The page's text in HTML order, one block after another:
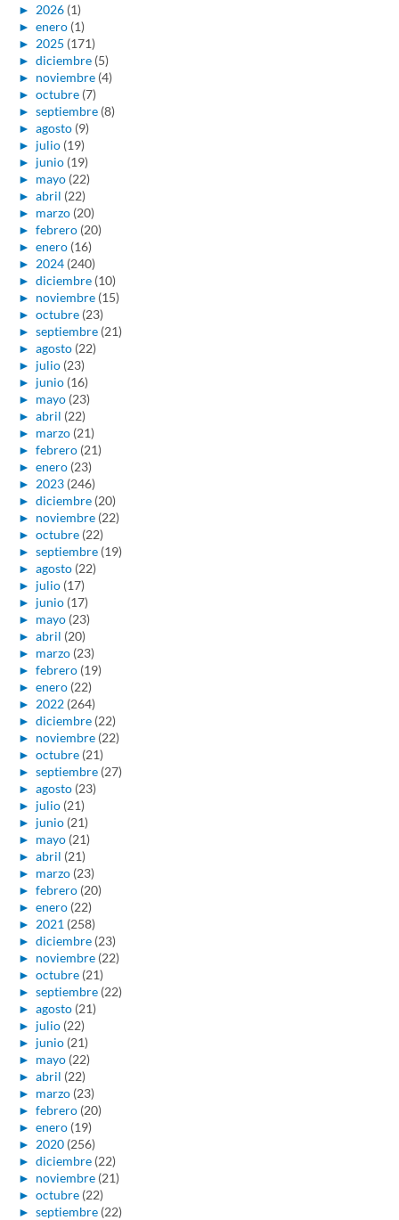
► 2026 (1)
► enero (1)
► 2025 (171)
► diciembre (5)
► noviembre (4)
► octubre (7)
► septiembre (8)
► agosto (9)
► julio (19)
► junio (19)
► mayo (22)
► abril (22)
► marzo (20)
► febrero (20)
► enero (16)
► 2024 (240)
► diciembre (10)
► noviembre (15)
► octubre (23)
► septiembre (21)
► agosto (22)
► julio (23)
► junio (16)
► mayo (23)
► abril (22)
► marzo (21)
► febrero (21)
► enero (23)
► 2023 (246)
► diciembre (20)
► noviembre (22)
► octubre (22)
► septiembre (19)
► agosto (22)
► julio (17)
► junio (17)
► mayo (23)
► abril (20)
► marzo (23)
► febrero (19)
► enero (22)
► 2022 (264)
► diciembre (22)
► noviembre (22)
► octubre (21)
► septiembre (27)
► agosto (23)
► julio (21)
► junio (21)
► mayo (21)
► abril (21)
► marzo (23)
► febrero (20)
► enero (22)
► 2021 (258)
► diciembre (23)
► noviembre (22)
► octubre (21)
► septiembre (22)
► agosto (21)
► julio (22)
► junio (21)
► mayo (22)
► abril (22)
► marzo (23)
► febrero (20)
► enero (19)
► 2020 (256)
► diciembre (22)
► noviembre (21)
► octubre (22)
► septiembre (22)